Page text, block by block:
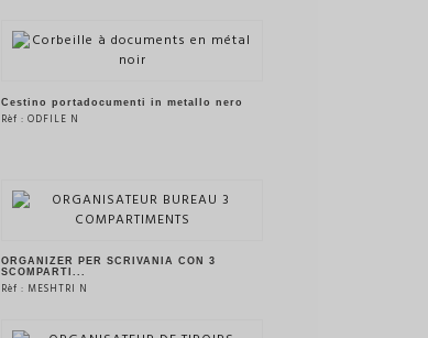
VEDERE IL PRODOTTO
VEDERE IL PRODOTTO
Cestino portadocumenti in metallo nero
Rèf : ODFILE N
ORGANIZER PER SCRIVANIA CON 3
SCOMPARTI...
Rèf : MESHTRI N